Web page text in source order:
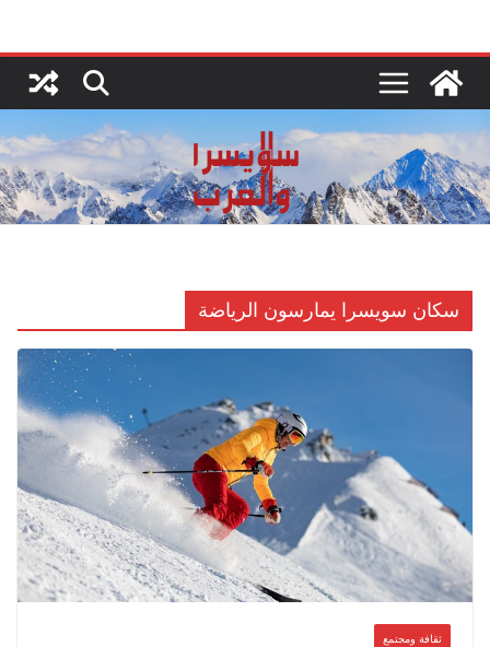
content
سكان سويسرا يمارسون الرياضة
ثقافة ومجتمع